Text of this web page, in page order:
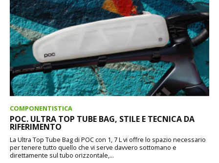
COMPONENTISTICA
POC. ULTRA TOP TUBE BAG, STILE E TECNICA DA
RIFERIMENTO
La Ultra Top Tube Bag di POC con 1, 7 L vi offre lo spazio necessario
per tenere tutto quello che vi serve davvero sottomano e
direttamente sul tubo orizzontale,...